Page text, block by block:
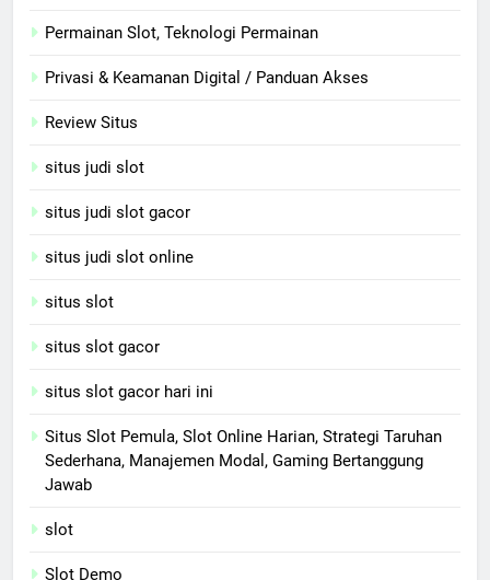
Permainan Slot, Teknologi Permainan
Privasi & Keamanan Digital / Panduan Akses
Review Situs
situs judi slot
situs judi slot gacor
situs judi slot online
situs slot
situs slot gacor
situs slot gacor hari ini
Situs Slot Pemula, Slot Online Harian, Strategi Taruhan
Sederhana, Manajemen Modal, Gaming Bertanggung
Jawab
slot
Slot Demo